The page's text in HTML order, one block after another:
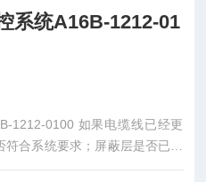
系统A16B-1212-01
1212-0100 如果电缆线已经更
合系统要求；屏蔽层是否已经